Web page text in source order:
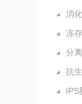
消
冻
分
抗
IPS